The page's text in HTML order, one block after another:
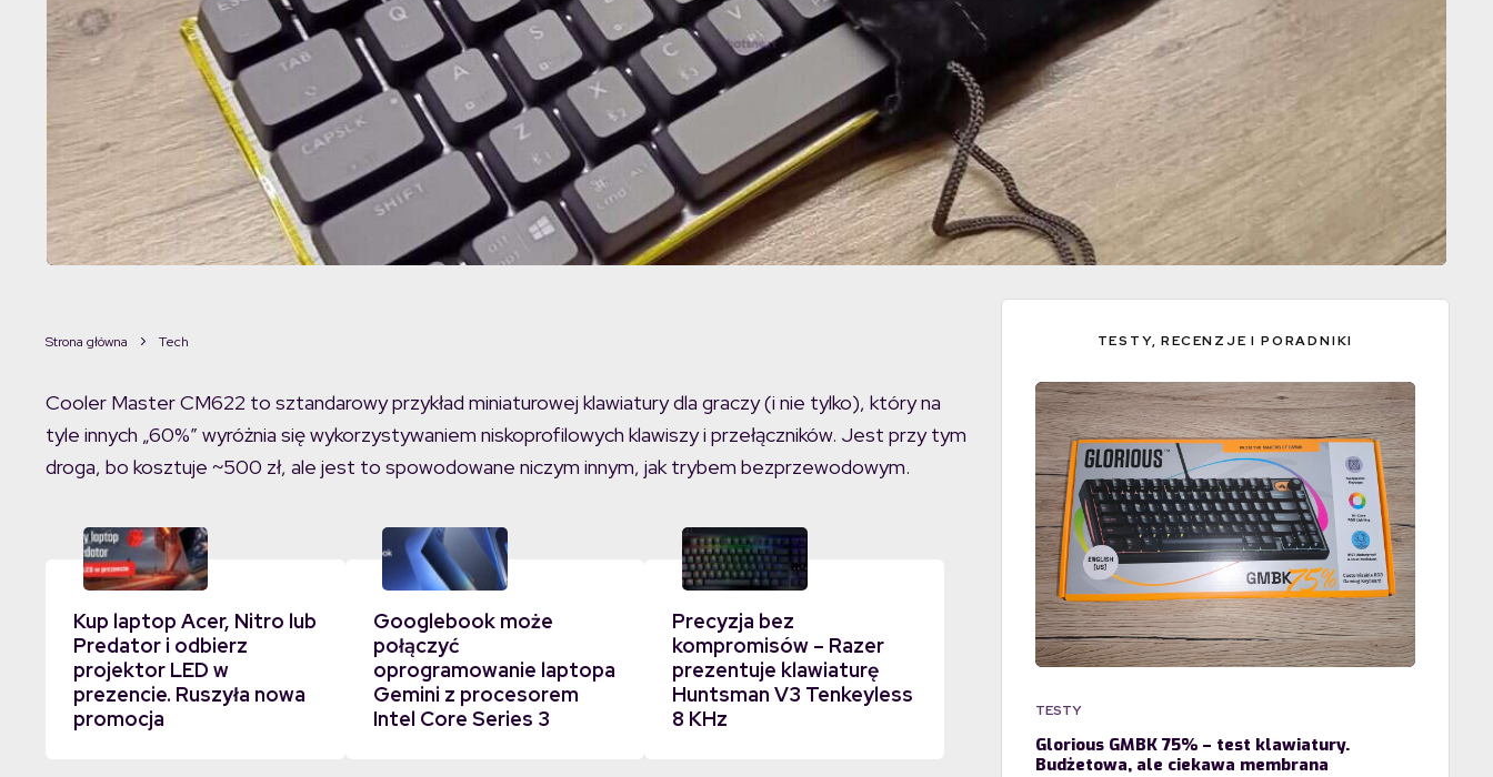
Strona główna Tech
Cooler Master CM622 to sztandarowy przykład miniaturowej klawiatury dla graczy (i nie tylko), który na
tyle innych „60%” wyróżnia się wykorzystywaniem niskoprofilowych klawiszy i przełączników. Jest przy tym
droga, bo kosztuje ~500 zł, ale jest to spowodowane niczym innym, jak trybem bezprzewodowym.
Kup laptop Acer, Nitro lub
Predator i odbierz
projektor LED w
prezencie. Ruszyła nowa
promocja
Googlebook może
połączyć
oprogramowanie laptopa
Gemini z procesorem
Intel Core Series 3
Precyzja bez
kompromisów – Razer
prezentuje klawiaturę
Huntsman V3 Tenkeyless
8 KHz
TESTY, RECENZJE I PORADNIKI
TESTY
Glorious GMBK 75% – test klawiatury.
Budżetowa, ale ciekawa membrana